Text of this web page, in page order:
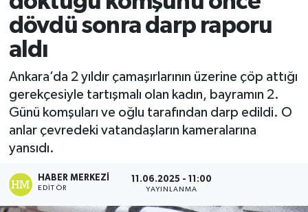
dövdü sonra darp raporu
aldı
Ankara’da 2 yıldır çamaşırlarının üzerine çöp attığı
gerekçesiyle tartışmalı olan kadın, bayramın 2.
Günü komşuları ve oğlu tarafından darp edildi. O
anlar çevredeki vatandaşların kameralarına
yansıdı.
HABER MERKEZI
EDITÖR
11.06.2025 - 11:00
YAYINLANMA
Ekonomi
Sağlık
Tokat Haber